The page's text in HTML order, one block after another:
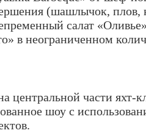
(шашлычок,
салат
в неограниченном
центральной части яхт-
шоу с